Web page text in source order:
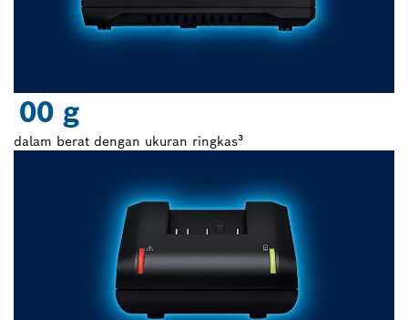
00 g
dalam berat dengan ukuran ringkas³